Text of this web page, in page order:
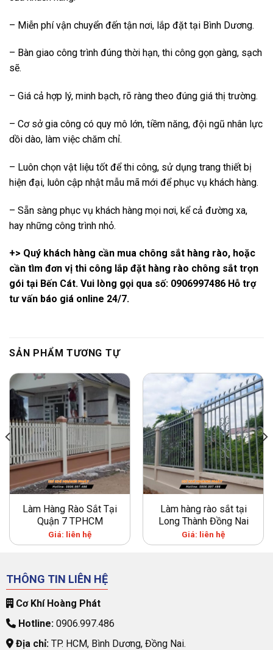
– Miễn phí vận chuyển đến tận nơi, lắp đặt tại Bình Dương.
– Bàn giao công trình đúng thời hạn, thi công gọn gàng, sạch
sẽ.
– Giá cả hợp lý, minh bạch, rõ ràng theo đúng giá thị trường.
– Cơ sở gia công có quy mô lớn, tiềm năng, đội ngũ nhân lực
dồi dào, làm việc chăm chỉ.
– Luôn chọn vật liệu tốt để thi công, sử dụng trang thiết bị
hiện đại, luôn cập nhật mẫu mã mới để phục vụ khách hàng.
– Sẵn sàng phục vụ khách hàng mọi nơi, kể cả đường xa,
hay những công trình nhỏ.
+> Quý khách hàng cần mua chông sắt hàng rào, hoặc
cần tìm đơn vị thi công lắp đặt hàng rào chông sắt trọn
gói tại Bến Cát. Vui lòng gọi qua số: 0906997486 Hỗ trợ
tư vấn báo giá online 24/7.
SẢN PHẨM TƯƠNG TỰ
Làm Hàng Rào Sắt Tại
Quận 7 TPHCM
Giá: liên hệ
Làm hàng rào sắt tại
Long Thành Đồng Nai
Giá: liên hệ
THÔNG TIN LIÊN HỆ
Cơ Khí Hoàng Phát
Hotline:0906.997.486
Địa chỉ:TP. HCM, Bình Dương, Đồng Nai.